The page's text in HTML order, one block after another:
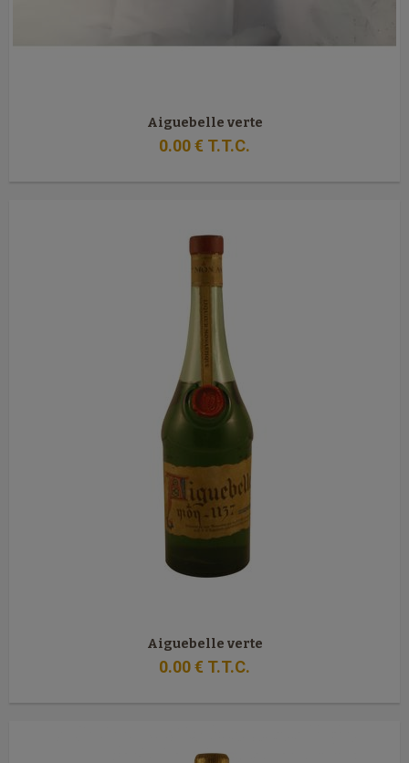
Aiguebelle verte
0.00€ T.T.C.
Aiguebelle verte
0.00€ T.T.C.